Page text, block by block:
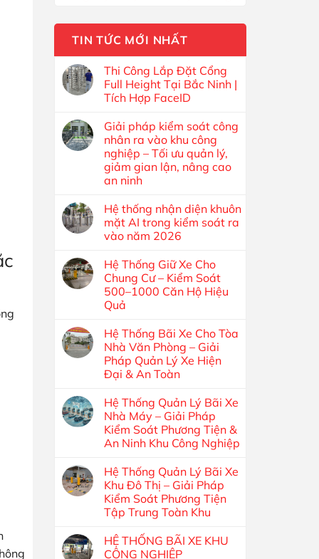
TIN TỨC MỚI NHẤT
Thi Công Lắp Đặt Cổng
Full Height Tại Bắc Ninh |
Tích Hợp FaceID
Giải pháp kiểm soát công
nhân ra vào khu công
nghiệp – Tối ưu quản lý,
giảm gian lận, nâng cao
an ninh
Hệ thống nhận diện khuôn
mặt AI trong kiểm soát ra
vào năm 2026
Hệ Thống Giữ Xe Cho
Chung Cư – Kiểm Soát
500–1000 Căn Hộ Hiệu
Quả
Hệ Thống Bãi Xe Cho Tòa
Nhà Văn Phòng – Giải
Pháp Quản Lý Xe Hiện
Đại & An Toàn
Hệ Thống Quản Lý Bãi Xe
Nhà Máy – Giải Pháp
Kiểm Soát Phương Tiện &
An Ninh Khu Công Nghiệp
Hệ Thống Quản Lý Bãi Xe
Khu Đô Thị – Giải Pháp
Kiểm Soát Phương Tiện
Tập Trung Toàn Khu
HỆ THỐNG BÃI XE KHU
CÔNG NGHIỆP